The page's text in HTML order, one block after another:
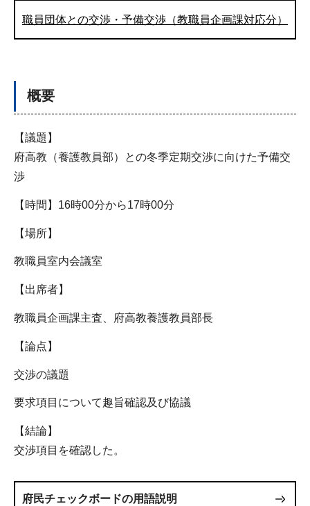
職員団体との交渉・予備交渉（教職員企画課対応分）
概要
【議題】
府高教（養護教員部）との冬季定期交渉に向けた予備交
渉
【時間】16時00分から17時00分
【場所】
教職員室内会議室
【出席者】
教職員企画課主査、府高教養護教員部長
【論点】
交渉の議題
要求項目について趣旨確認及び協議
【結論】
交渉項目を確認した。
府民チェックボードの用語説明